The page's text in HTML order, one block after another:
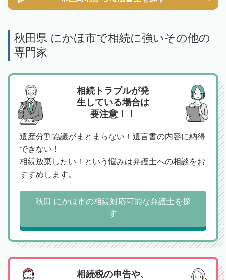
秋田県 にかほ市で相続に強いその他の
専門家
相続トラブルが発
生している場合は
要注意！！
遺産分割協議がまとまらない！遺言書の内容に納得
できない！
相続放棄したい！という悩みは弁護士への相談をお
すすめします。
秋田 にかほ市の相続対応可能な弁護士を探
す
相続税の申告や、